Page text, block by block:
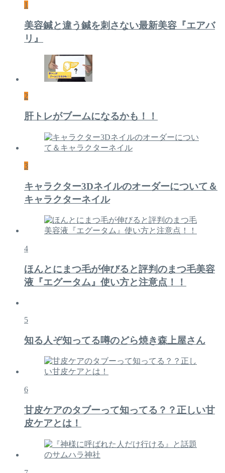
1
美容鍼と違う鍼を刺さない最新美容『エアバ
リ』
2
肝トレがブームになるかも！！
3
キャラクター3Dネイルのオーダーについて＆
キャラクターネイル
4
ほんとにまつ毛が伸びると評判のまつ毛美容
液『エグータム』使い方と注意点！！
5
知る人ぞ知ってる噂のどら焼き森上屋さん
6
甘皮ケアのタブーって知ってる？？正しい甘
皮ケアとは！